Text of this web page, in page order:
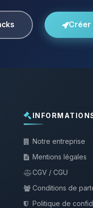
Créer
Notre entreprise
Mentions légales
CGV / CGU
Conditions de
Politique de